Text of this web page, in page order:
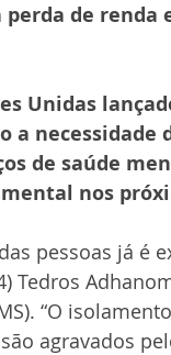
de renda
Unidas
a
de saúde
nos
pessoas já é
Tedros
“O
agravados